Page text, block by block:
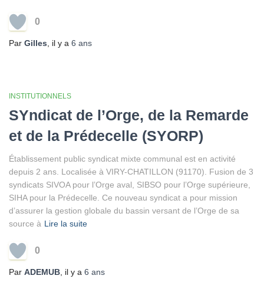
0
Par Gilles , il y a 6 ans
INSTITUTIONNELS
SYndicat de l’Orge, de la Remarde
et de la Prédecelle (SYORP)
Établissement public syndicat mixte communal est en activité
depuis 2 ans. Localisée à VIRY-CHATILLON (91170). Fusion de 3
syndicats SIVOA pour l’Orge aval, SIBSO pour l’Orge supérieure,
SIHA pour la Prédecelle. Ce nouveau syndicat a pour mission
d’assurer la gestion globale du bassin versant de l’Orge de sa
source à Lire la suite
0
Par ADEMUB , il y a 6 ans